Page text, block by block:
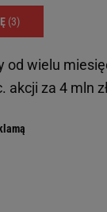
(3)
wielu
akcji za 4 mln